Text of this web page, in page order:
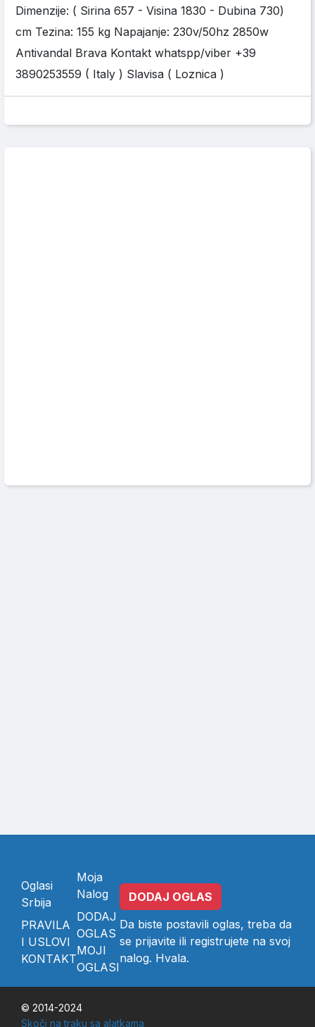
Dimenzije: ( Sirina 657 - Visina 1830 - Dubina 730)
cm Tezina: 155 kg Napajanje: 230v/50hz 2850w
Antivandal Brava Kontakt whatspp/viber +39
3890253559 ( Italy ) Slavisa ( Loznica )
Oglasi
Srbija
PRAVILA
I USLOVI
KONTAKT
Moja
Nalog
DODAJ
OGLAS
MOJI
OGLASI
DODAJ OGLAS
Da biste postavili oglas, treba da
se prijavite ili registrujete na svoj
nalog. Hvala.
© 2014-2024
Skoči na traku sa alatkama